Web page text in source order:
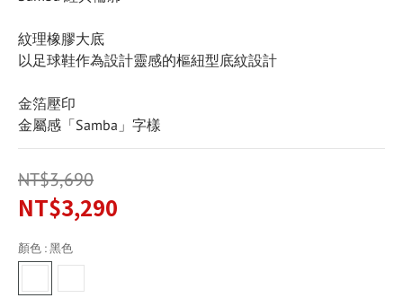
紋理橡膠大底
以足球鞋作為設計靈感的樞紐型底紋設計
金箔壓印
金屬感「Samba」字樣
NT$3,690
NT$3,290
顏色 : 黑色